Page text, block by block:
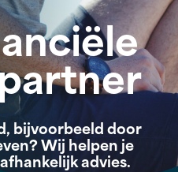
bijvoorbeeld door
Wij helpen je
advies.